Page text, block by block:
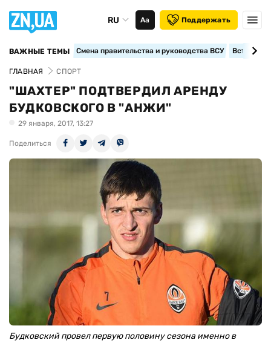
RU Аа Поддержать
ВАЖНЫЕ ТЕМЫ Смена правительства и руководства ВСУ
ГЛАВНАЯ СПОРТ
"ШАХТЕР" ПОДТВЕРДИЛ АРЕНДУ
БУДКОВСКОГО В "АНЖИ"
29 января, 2017, 13:27
Поделиться
Будковский провел первую половину сезона именно в